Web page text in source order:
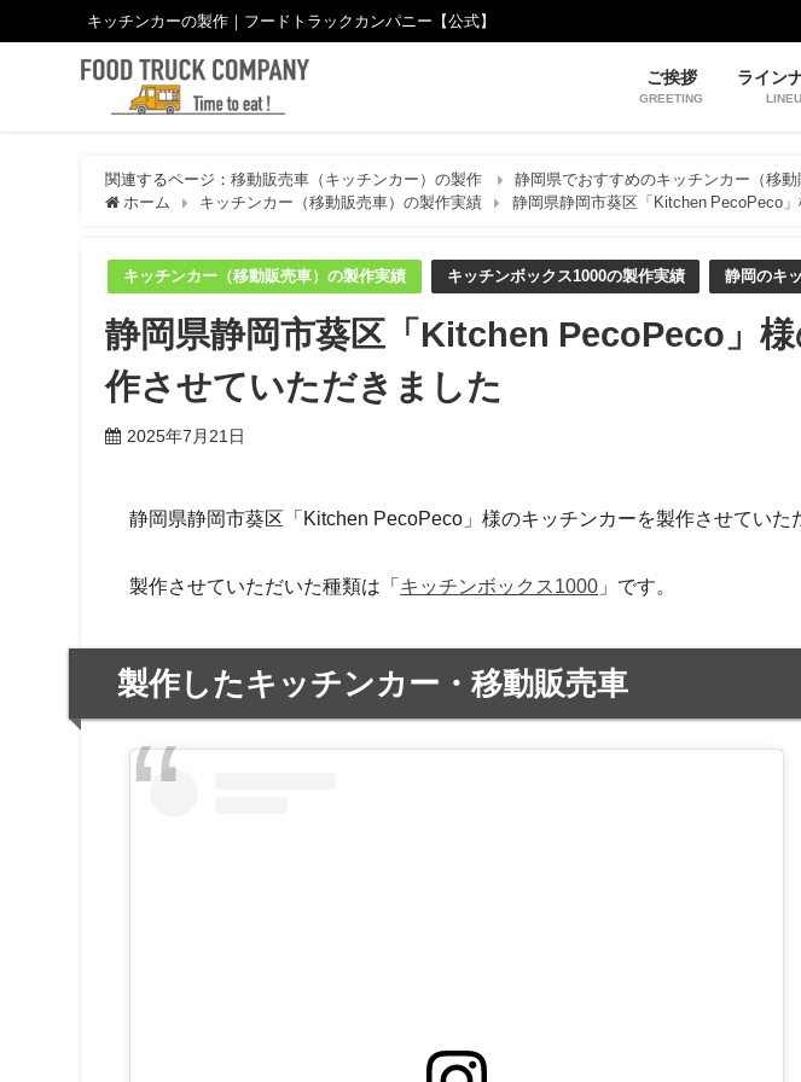
キッチンカーの製作｜フードトラックカンパニー【公式】
ご挨拶
GREETING
ライン
関連するページ：移動販売車（キッチンカー）の製作
静岡県でおすすめのキッチンカー（移
ホーム
キッチンカー（移動販売車）の製作実績 静岡県静岡市葵区「Kitchen PecoPeco
キッチンカー（移動販売車）の製作実績 キッチンボックス1000の製作実績 静岡のキ
静岡県静岡市葵区「Kitchen PecoPeco」
作させていただきました
2025年7月21日
静岡県静岡市葵区「Kitchen PecoPeco」様のキッチンカーを製作させていた
製作させていただいた種類は「 キッチンボックス1000 」です。
製作したキッチンカー・移動販売車